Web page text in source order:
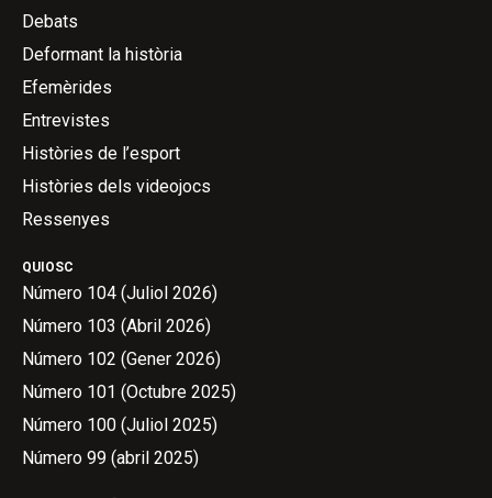
QUIOSC
Número 104 (Juliol 2026)
Número 103 (Abril 2026)
Número 102 (Gener 2026)
Número 101 (Octubre 2025)
Número 100 (Juliol 2025)
Número 99 (abril 2025)
Debats
Deformant la història
Efemèrides
Entrevistes
Històries de l’esport
Històries dels videojocs
Ressenyes